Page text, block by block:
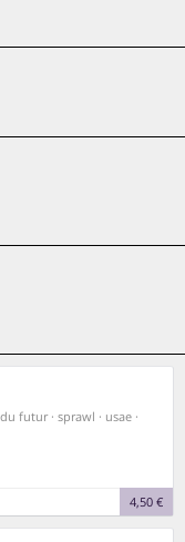
futur · sprawl · usae ·
4,50 €